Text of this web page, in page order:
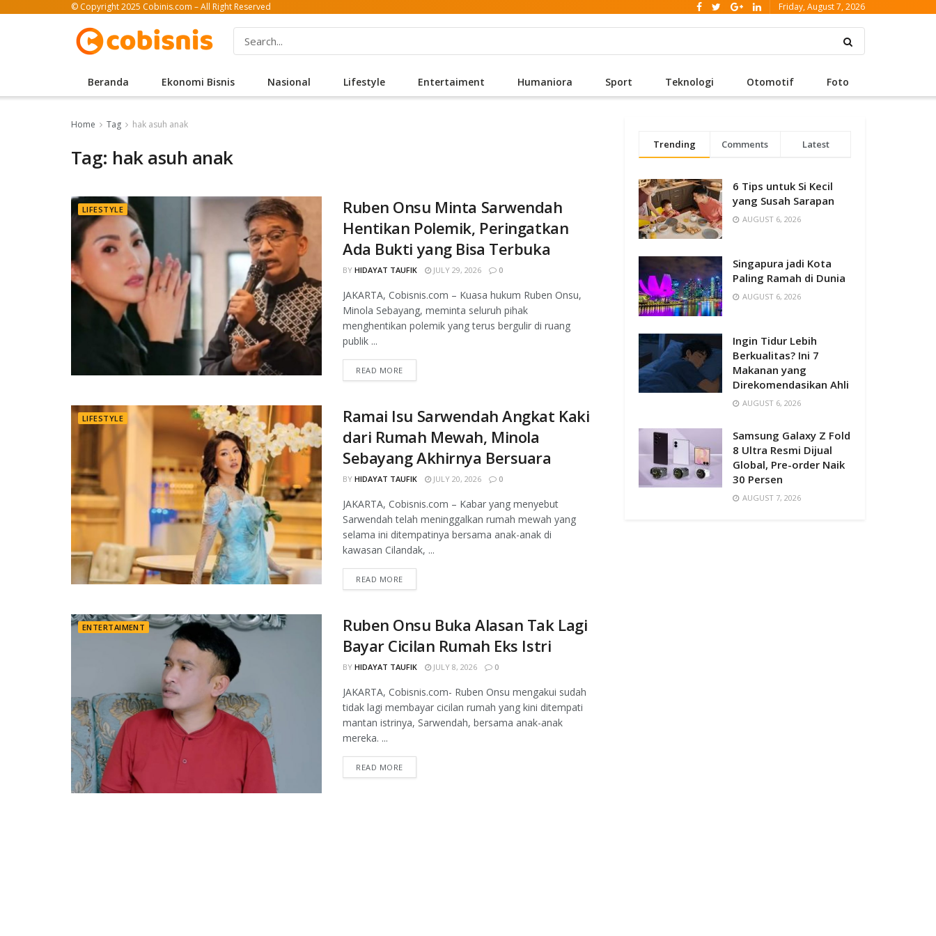
© Copyright 2025 Cobinis.com – All Right Reserved Friday, August 7, 2026
Beranda Ekonomi Bisnis Nasional Lifestyle Entertaiment Humaniora Sport Teknologi Otomotif Foto
Home Tag hak asuh anak
Tag: hak asuh anak
LIFESTYLE
Ruben Onsu Minta Sarwendah
Hentikan Polemik, Peringatkan
Ada Bukti yang Bisa Terbuka
BY HIDAYAT TAUFIK JULY 29, 2026 0
JAKARTA, Cobisnis.com – Kuasa hukum Ruben Onsu,
Minola Sebayang, meminta seluruh pihak
menghentikan polemik yang terus bergulir di ruang
publik ...
READ MORE
LIFESTYLE
Ramai Isu Sarwendah Angkat Kaki
dari Rumah Mewah, Minola
Sebayang Akhirnya Bersuara
BY HIDAYAT TAUFIK JULY 20, 2026 0
JAKARTA, Cobisnis.com – Kabar yang menyebut
Sarwendah telah meninggalkan rumah mewah yang
selama ini ditempatinya bersama anak-anak di
kawasan Cilandak, ...
READ MORE
ENTERTAIMENT
Ruben Onsu Buka Alasan Tak Lagi
Bayar Cicilan Rumah Eks Istri
BY HIDAYAT TAUFIK JULY 8, 2026 0
JAKARTA, Cobisnis.com- Ruben Onsu mengakui sudah
tidak lagi membayar cicilan rumah yang kini ditempati
mantan istrinya, Sarwendah, bersama anak-anak
mereka. ...
READ MORE
Trending Comments Latest
6 Tips untuk Si Kecil
yang Susah Sarapan
AUGUST 6, 2026
Singapura jadi Kota
Paling Ramah di Dunia
AUGUST 6, 2026
Ingin Tidur Lebih
Berkualitas? Ini 7
Makanan yang
Direkomendasikan Ahli
AUGUST 6, 2026
Samsung Galaxy Z Fold
8 Ultra Resmi Dijual
Global, Pre-order Naik
30 Persen
AUGUST 7, 2026